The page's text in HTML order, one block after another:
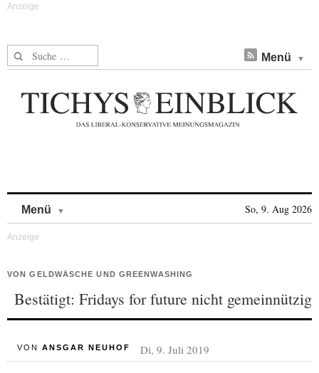
Suche nach: Menü
Menü So, 9. Aug 2026
VON GELDWÄSCHE UND GREENWASHING
Bestätigt: Fridays for future nicht gemeinnützig
VON ANSGAR NEUHOF Di, 9. Juli 2019